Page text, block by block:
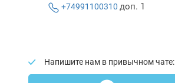
+74991100310 доп. 1
Напишите нам в привычном чате: